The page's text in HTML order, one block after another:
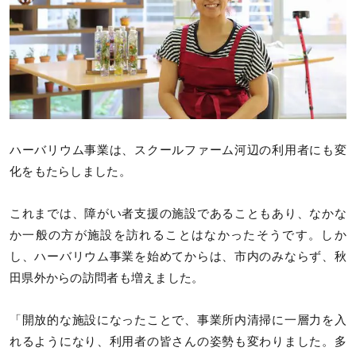
ハーバリウム事業は、スクールファーム河辺の利用者にも変
化をもたらしました。
これまでは、障がい者支援の施設であることもあり、なかな
か一般の方が施設を訪れることはなかったそうです。しか
し、ハーバリウム事業を始めてからは、市内のみならず、秋
田県外からの訪問者も増えました。
「開放的な施設になったことで、事業所内清掃に一層力を入
れるようになり、利用者の皆さんの姿勢も変わりました。多